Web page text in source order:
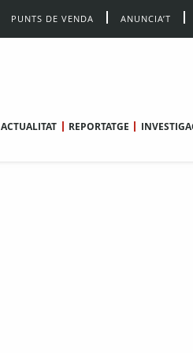
PUNTS DE VENDA ANUNCIA’T
ACTUALITAT REPORTATGE